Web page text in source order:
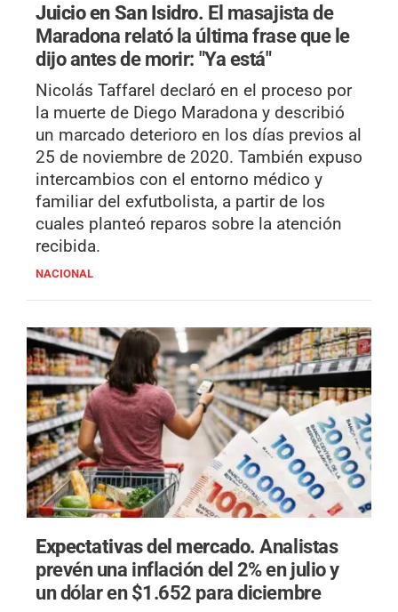
Juicio en San Isidro. El masajista de
Maradona relató la última frase que le
dijo antes de morir: "Ya está"
Nicolás Taffarel declaró en el proceso por
la muerte de Diego Maradona y describió
un marcado deterioro en los días previos al
25 de noviembre de 2020. También expuso
intercambios con el entorno médico y
familiar del exfutbolista, a partir de los
cuales planteó reparos sobre la atención
recibida.
NACIONAL
Expectativas del mercado.Analistas
prevén una inflación del 2% en julio y
un dólar en $1.652 para diciembre